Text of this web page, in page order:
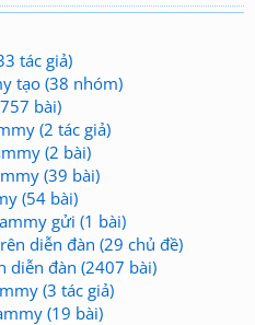
tác giả)
tạo (38 nhóm)
bài)
(2 tác giả)
(2 bài)
(39 bài)
(54 bài)
gửi (1 bài)
diễn đàn (29 chủ đề)
diễn đàn (2407 bài)
(3 tác giả)
(19 bài)